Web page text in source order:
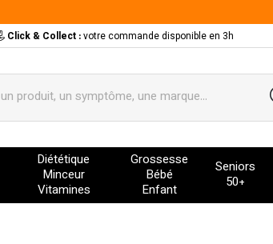
Click & Collect :votre commande disponible en 3h
Diététique
Minceur
Vitamines
Grossesse
Bébé
Enfant
Seniors
50+